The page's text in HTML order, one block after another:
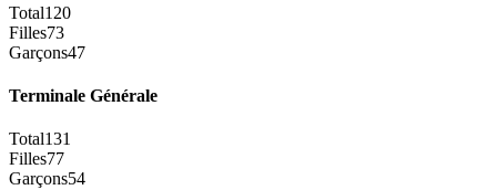
Total120
Filles73
Garçons47
Terminale Générale
Total131
Filles77
Garçons54